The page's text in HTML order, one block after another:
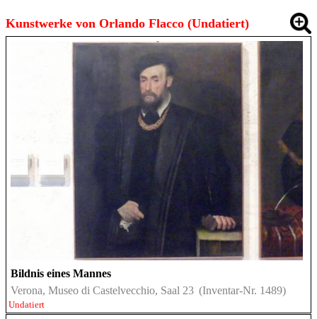
Kunstwerke von Orlando Flacco (Undatiert)
Bildnis eines Mannes
Verona, Museo di Castelvecchio, Saal 23 (Inventar-Nr. 1489)
Undatiert